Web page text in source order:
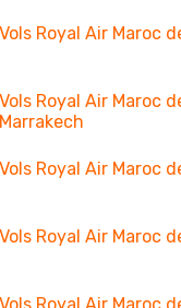
Vols Royal Air Maroc
Vols Royal Air Maroc
Marrakech
Vols Royal Air Maroc
Vols Royal Air Maroc